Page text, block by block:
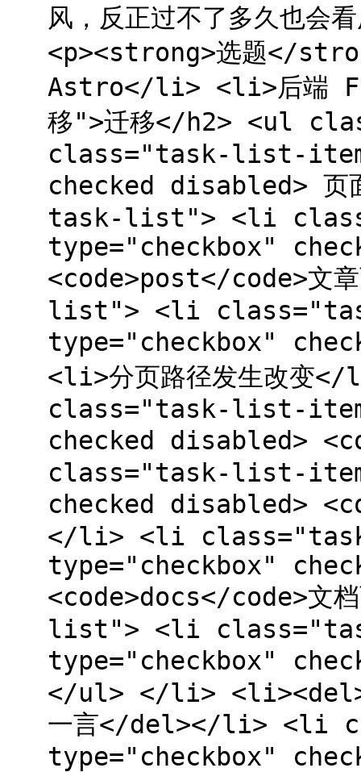
风，反正过不了多久也会
<p><strong>选题</
Astro</li> <li>后端
移">迁移</h2> <ul
class="task-list-
checked disabled>
task-list"> <li
type="checkbox"
<code>post</code>
list"> <li
type="checkbox"
<li>分页路径发生改
class="task-list-
checked disabled>
class="task-list-
checked disabled>
</li> <li
type="checkbox"
<code>docs</code>
list"> <li
type="checkbox"
</ul> </li>
一言</del></li> <li
type="checkbox"